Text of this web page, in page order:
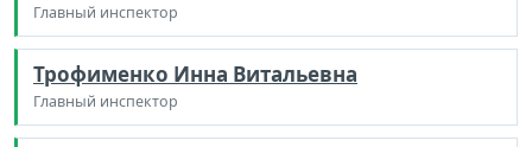
Главный инспектор
Трофименко Инна Витальевна
Главный инспектор